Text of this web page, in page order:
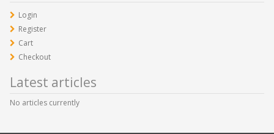
Login
Register
Cart
Checkout
Latest articles
No articles currently